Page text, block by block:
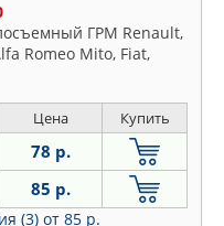
ГРМ Renault,
Romeo Mito, Fiat,
Цена Купить
78 р.
85 р.
(3) от 85 р.